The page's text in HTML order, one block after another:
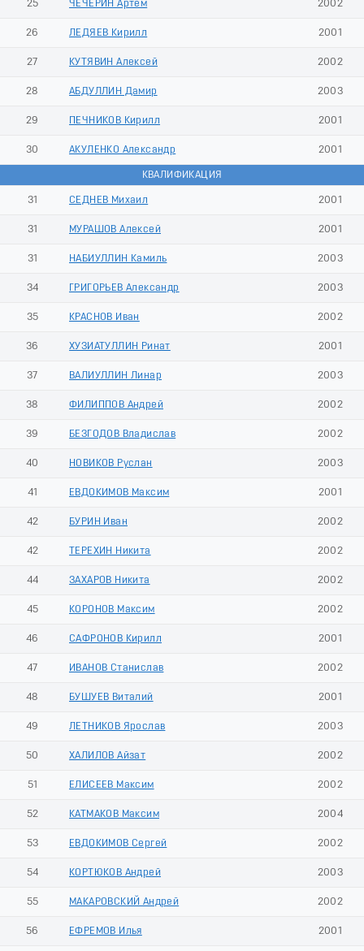
25 ЧЕЧЕРИН Артем 2002
26 ЛЕДЯЕВ Кирилл 2001
27 КУТЯВИН Алексей 2002
28 АБДУЛЛИН Дамир 2003
29 ПЕЧНИКОВ Кирилл 2001
30 АКУЛЕНКО Александр 2001
КВАЛИФИКАЦИЯ
31 СЕДНЕВ Михаил 2001
31 МУРАШОВ Алексей 2001
31 НАБИУЛЛИН Камиль 2003
34 ГРИГОРЬЕВ Александр 2003
35 КРАСНОВ Иван 2002
36 ХУЗИАТУЛЛИН Ринат 2001
37 ВАЛИУЛЛИН Линар 2003
38 ФИЛИППОВ Андрей 2002
39 БЕЗГОДОВ Владислав 2002
40 НОВИКОВ Руслан 2003
41 ЕВДОКИМОВ Максим 2001
42 БУРИН Иван 2002
42 ТЕРЕХИН Никита 2002
44 ЗАХАРОВ Никита 2002
45 КОРОНОВ Максим 2002
46 САФРОНОВ Кирилл 2001
47 ИВАНОВ Станислав 2002
48 БУШУЕВ Виталий 2001
49 ЛЕТНИКОВ Ярослав 2003
50 ХАЛИЛОВ Айзат 2002
51 ЕЛИСЕЕВ Максим 2002
52 КАТМАКОВ Максим 2004
53 ЕВДОКИМОВ Сергей 2002
54 КОРТЮКОВ Андрей 2003
55 МАКАРОВСКИЙ Андрей 2002
56 ЕФРЕМОВ Илья 2001